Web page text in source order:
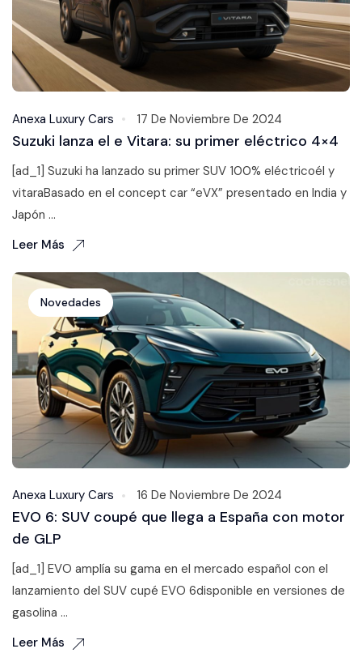
Anexa Luxury Cars 17 De Noviembre De 2024
Suzuki lanza el e Vitara: su primer eléctrico 4×4
[ad_1] Suzuki ha lanzado su primer SUV 100% eléctricoél y
vitaraBasado en el concept car “eVX” presentado en India y
Japón ...
Leer Más
Novedades
Anexa Luxury Cars 16 De Noviembre De 2024
EVO 6: SUV coupé que llega a España con motor
de GLP
[ad_1] EVO amplía su gama en el mercado español con el
lanzamiento del SUV cupé EVO 6disponible en versiones de
gasolina ...
Leer Más